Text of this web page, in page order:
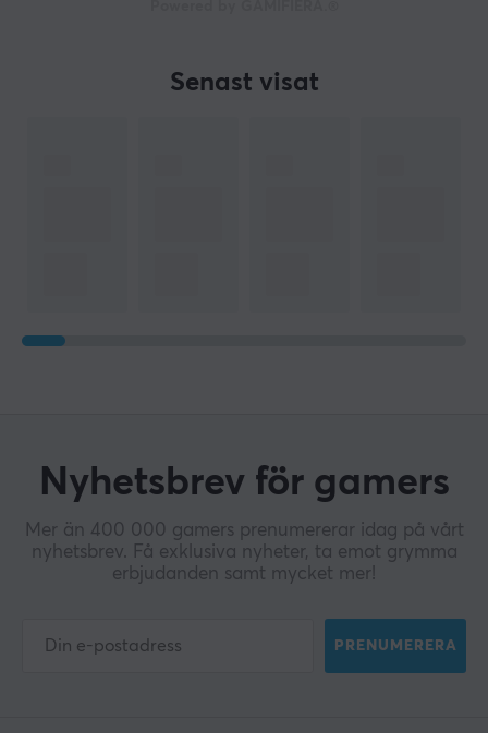
Senast visat
Nyhetsbrev för gamers
Mer än 400 000 gamers prenumererar idag på vårt
nyhetsbrev. Få exklusiva nyheter, ta emot grymma
erbjudanden samt mycket mer!
PRENUMERERA